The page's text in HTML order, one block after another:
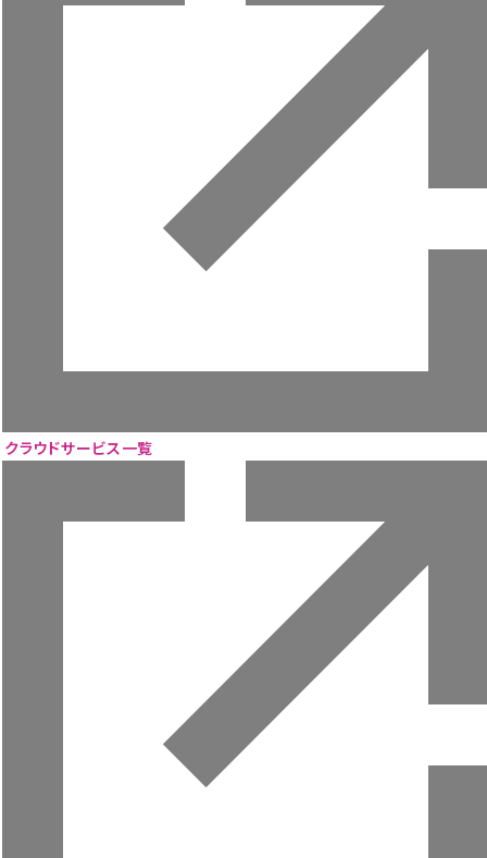
クラウドサービス一覧
ウェビナー